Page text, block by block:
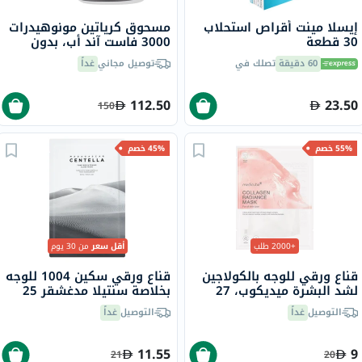
إيسلا مينت أقراص استحلاب
30 قطعة
60 دقيقة تصلك في
23.50
مسحوق كرياتين مونوهيدرات
3000 فاست آند أب، بدون
نكهة - 2 × 250 جرام
توصيل مجانيغداً
112.50
150
55% خصم
+2000 طلب
قناع ورقي للوجه بالكولاجين
لشد البشرة ميديكوب، 27
جرامالتوصيلغداً
9
20
45% خصم
أقل سعرمن 30 يوم
قناع ورقي سكين 1004 للوجه
بخلاصة سنتيلا مدغشقر 25
ملالتوصيلغداً
11.55
21